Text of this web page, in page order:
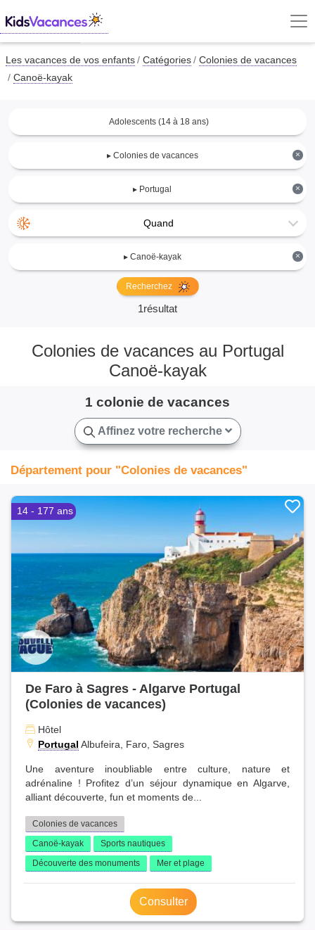
Les vacances de vos enfants Catégories
Colonies de vacances
Canoë-kayak
Adolescents (14 à 18 ans)
×
▸ Colonies de vacances
×
▸ Portugal
Quand
×
▸ Canoë-kayak
Recherchez
1résultat
Colonies de vacances au Portugal
Canoë-kayak
1 colonie de vacances
Affinez votre recherche
Département pour "Colonies de vacances"
14 - 177 ans
De Faro à Sagres - Algarve Portugal
(Colonies de vacances)
Hôtel
Portugal Albufeira, Faro, Sagres
Une aventure inoubliable entre culture, nature et
adrénaline ! Profitez d’un séjour dynamique en Algarve,
alliant découverte, fun et moments de...
Colonies de vacances
Canoë-kayak
Sports nautiques
Découverte des monuments
Mer et plage
Consulter